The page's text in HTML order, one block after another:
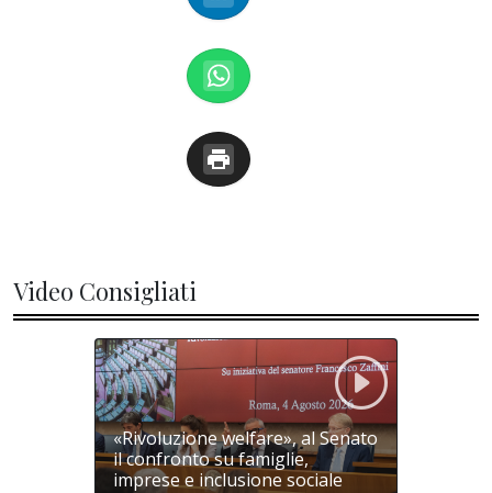
Video Consigliati
«Rivoluzione welfare», al Senato
il confronto su famiglie,
imprese e inclusione sociale